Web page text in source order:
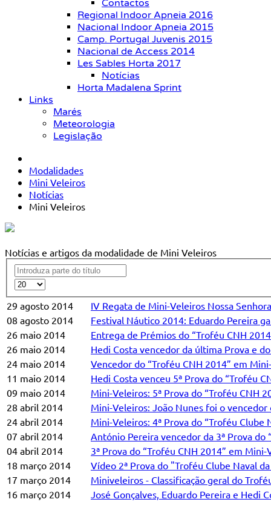
Contactos
Regional Indoor Apneia 2016
Nacional Indoor Apneia 2015
Camp. Portugal Juvenis 2015
Nacional de Access 2014
Les Sables Horta 2017
Notícias
Horta Madalena Sprint
Links
Marés
Meteorologia
Legislação
Modalidades
Mini Veleiros
Notícias
Mini Veleiros
Notícias e artigos da modalidade de Mini Veleiros
29 agosto 2014
IV Regata de Mini-Veleiros Nossa
08 agosto 2014
Festival Náutico 2014: Eduardo Pereira
26 maio 2014
Entrega de Prémios do “Troféu CNH
26 maio 2014
Hedi Costa vencedor da última Prova e
24 maio 2014
Vencedor do “Troféu CNH 2014” em
11 maio 2014
Hedi Costa venceu 5ª Prova do “Troféu
09 maio 2014
Mini-Veleiros: 5ª Prova do “Troféu CNH
28 abril 2014
Mini-Veleiros: João Nunes foi o vencedor
24 abril 2014
Mini-Veleiros: 4ª Prova do “Troféu
07 abril 2014
António Pereira vencedor da 3ª Prova
04 abril 2014
3ª Prova do “Troféu CNH 2014” em
18 março 2014
Vídeo 2ª Prova do "Troféu Clube Naval
17 março 2014
Miniveleiros - Classificação geral do
16 março 2014
José Gonçalves, Eduardo Pereira e Hedi